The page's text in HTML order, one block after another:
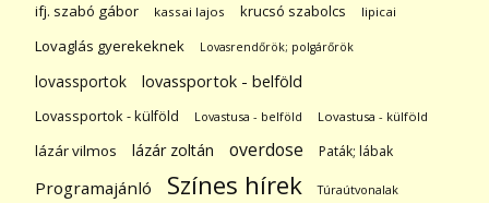
ifj. szabó gábor kassai lajos krucsó szabolcs lipicai
Lovaglás gyerekeknek Lovasrendőrök; polgárőrök
lovassportok lovassportok - belföld
Lovassportok - külföld Lovastusa - belföld Lovastusa - külföld
lázár vilmos lázár zoltán overdose Paták; lábak
Programajánló Színes hírek Túraútvonalak